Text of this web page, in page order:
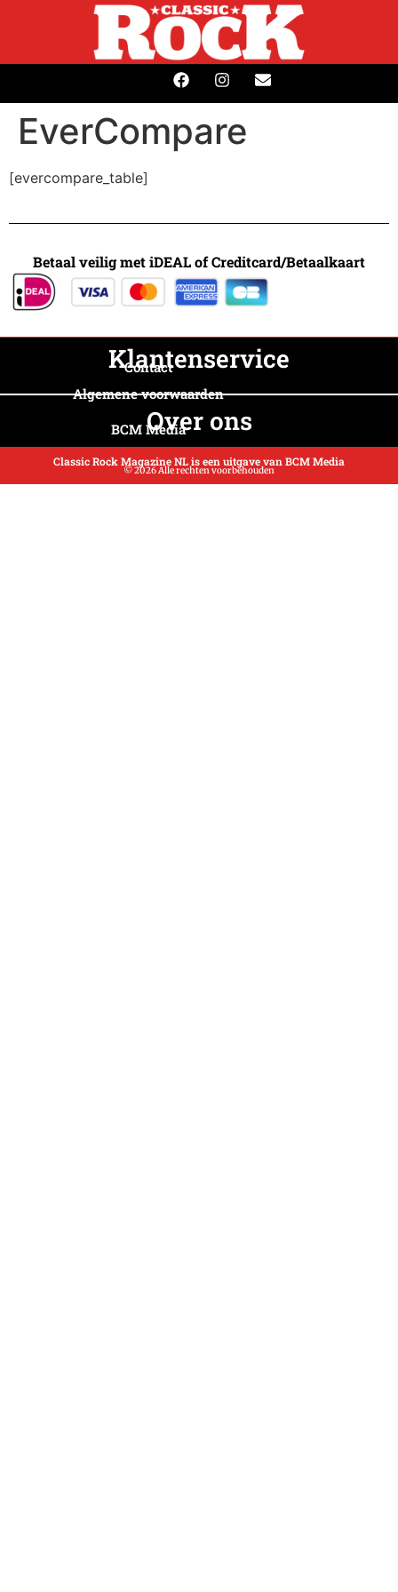
EverCompare
[evercompare_table]
Betaal veilig met iDEAL of Creditcard/Betaalkaart
Klantenservice
Contact
Algemene voorwaarden
Over ons
BCM Media
Classic Rock Magazine NL is een uitgave van BCM Media
© 2026 Alle rechten voorbehouden